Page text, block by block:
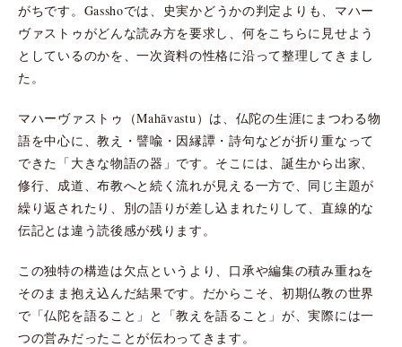
がちです。Gasshoでは、史実かどうかの判定よりも、マハー
ヴァストゥがどんな読み方を要求し、何をこちらに見せよう
としているのかを、一次資料の性格に沿って整理してきまし
た。
マハーヴァストゥ（Mahāvastu）は、仏陀の生涯にまつわる物
語を中心に、教え・譬喩・因縁譚・詩句などが折り重なって
できた「大きな物語の器」です。そこには、誕生から出家、
修行、成道、布教へと続く流れが見える一方で、同じ主題が
繰り返されたり、別の語りが差し込まれたりして、直線的な
伝記とは違う読後感が残ります。
この独特の構造は欠点というより、口承や編集の積み重ねを
そのまま抱え込んだ結果です。だからこそ、初期仏教の世界
で「仏陀を語ること」と「教えを語ること」が、実際には一
つの営みだったことが伝わってきます。